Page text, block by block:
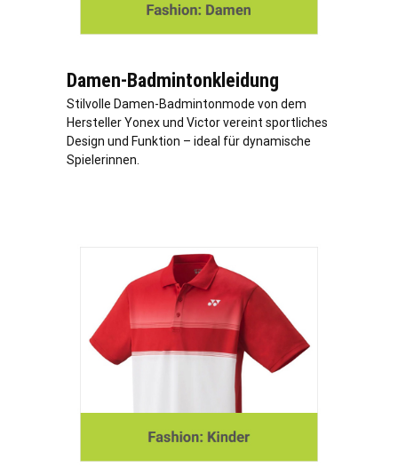
Damen-Badmintonkleidung
Stilvolle Damen-Badmintonmode von dem
Hersteller Yonex und Victor vereint sportliches
Design und Funktion – ideal für dynamische
Spielerinnen.